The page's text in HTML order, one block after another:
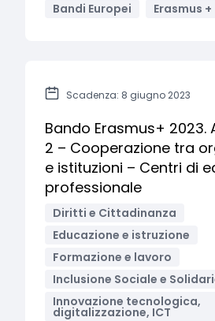
Bandi Europei
Erasmus +
Scadenza: 8 giugno 2023
Bando Erasmus+ 2023.
2 – Cooperazione tra
e istituzioni – Centri di
professionale
Diritti e Cittadinanza
Educazione e istruzione
Formazione e lavoro
Inclusione Sociale e
Innovazione tecnologica,
digitalizzazione, ICT